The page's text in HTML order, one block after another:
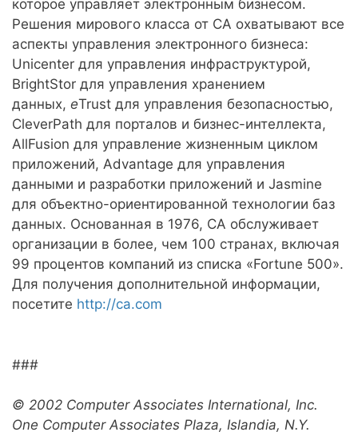
которое управляет электронным бизнесом.
Решения мирового класса от CA охватывают все
аспекты управления электронного бизнеса:
Unicenter для управления инфраструктурой,
BrightStor для управления хранением
данных, eTrust для управления безопасностью,
CleverPath для порталов и бизнес-интеллекта,
AllFusion для управление жизненным циклом
приложений, Advantage для управления
данными и разработки приложений и Jasmine
для объектно-ориентированной технологии баз
данных. Основанная в 1976, CA обслуживает
организации в более, чем 100 странах, включая
99 процентов компаний из списка «Fortune 500».
Для получения дополнительной информации,
посетите http://ca.com
###
© 2002 Computer Associates International, Inc.
One Computer Associates Plaza, Islandia, N.Y.